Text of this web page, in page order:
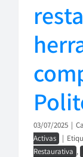
03/07/2025 |
Activas
|
Restaurativa ,